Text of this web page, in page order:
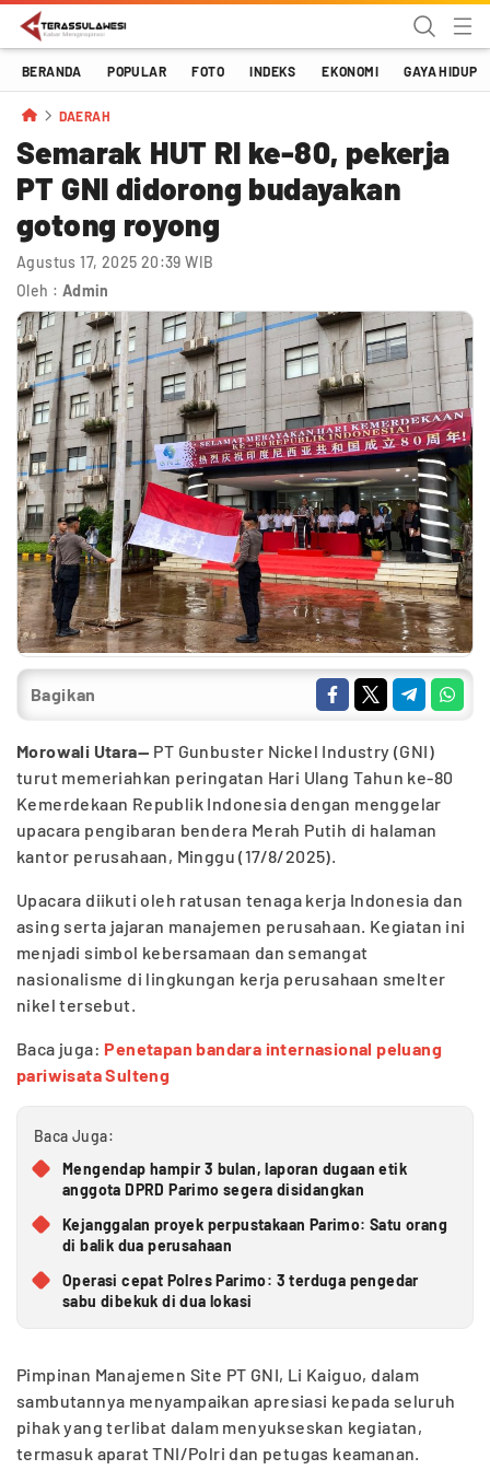
Terassulawesi
Kabar Menginspirasi
BERANDA POPULAR FOTO INDEKS EKONOMI GAYA HIDUP
DAERAH
Semarak HUT RI ke-80, pekerja
PT GNI didorong budayakan
gotong royong
Agustus 17, 2025 20:39 WIB
Oleh : Admin
Bagikan
Morowali Utara— PT Gunbuster Nickel Industry (GNI)
turut memeriahkan peringatan Hari Ulang Tahun ke-80
Kemerdekaan Republik Indonesia dengan menggelar
upacara pengibaran bendera Merah Putih di halaman
kantor perusahaan, Minggu (17/8/2025).
Upacara diikuti oleh ratusan tenaga kerja Indonesia dan
asing serta jajaran manajemen perusahaan. Kegiatan ini
menjadi simbol kebersamaan dan semangat
nasionalisme di lingkungan kerja perusahaan smelter
nikel tersebut.
Baca juga: Penetapan bandara internasional peluang
pariwisata Sulteng
Baca Juga:
Mengendap hampir 3 bulan, laporan dugaan etik
anggota DPRD Parimo segera disidangkan
Kejanggalan proyek perpustakaan Parimo: Satu orang
di balik dua perusahaan
Operasi cepat Polres Parimo: 3 terduga pengedar
sabu dibekuk di dua lokasi
Pimpinan Manajemen Site PT GNI, Li Kaiguo, dalam
sambutannya menyampaikan apresiasi kepada seluruh
pihak yang terlibat dalam menyukseskan kegiatan,
termasuk aparat TNI/Polri dan petugas keamanan.